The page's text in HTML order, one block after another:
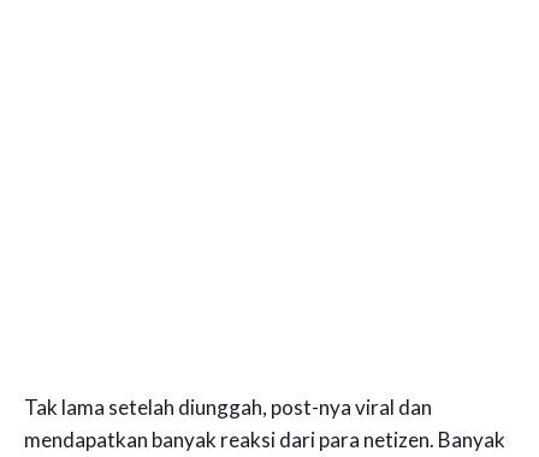
Tak lama setelah diunggah, post-nya viral dan
mendapatkan banyak reaksi dari para netizen. Banyak